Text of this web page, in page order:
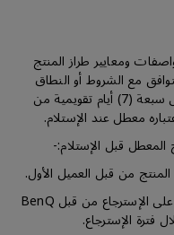
ومعايير طراز المنتج
مع الشروط أو النطاق
ضمن شروط وأحكام الضمان هذه خلال أول سبعة (7) أيام تقويمية من
معطل عند الإستلام.
b. يعتبر المنتج مؤهلاً للحصول على الإسترجاع من قبل BenQ